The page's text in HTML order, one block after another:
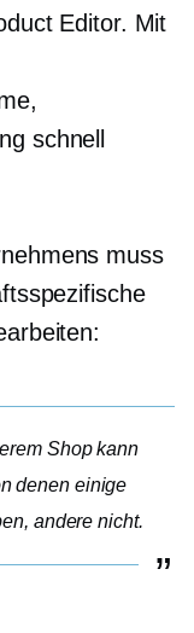
Editor. Mit
schnell
muss
Shop kann
denen einige
andere nicht.